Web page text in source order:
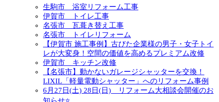
生駒市 浴室リフォーム工事
伊賀市 トイレ工事
名張市 瓦葺き替え工事
名張市 トイレリフォーム
【伊賀市 施工事例】古びた企業様の男子・女子トイ
レが大変身！空間の価値を高めるプレミアム改修
伊賀市 キッチン改修
【名張市】動かないガレージシャッターを交換！
LIXIL「軽量電動シャッター」へのリフォーム事例
6月27日(土) 28日(日) リフォーム大相談会開催のお